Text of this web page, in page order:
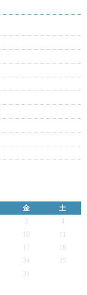
金
土
3
4
17
24
25
31